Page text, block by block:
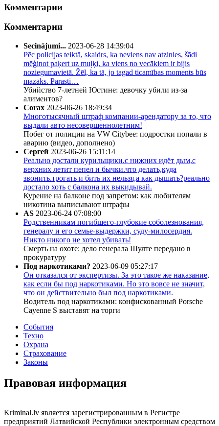
Комментарии
Комментарии
Secinājumi... 2023-06-28 14:39:04
Pēc policijas teiktā, skaidrs, ka neviens nav atzinies, šādi
mēģinot paķert uz muļķi, ka viens no vecākiem ir bijis
noziegumavietā. Žēl, ka tā, jo tagad ticamības moments būs
mazāks. Parasti…
Убийство 7-летней Юстине: девочку убили из-за
алиментов?
Corax 2023-06-26 18:49:34
Многотысячный штраф компании-арендатору за то, что
выдали авто несовершеннолетним!
Побег от полиции на VW Citybee: подростки попали в
аварию (видео, дополнено)
Сергей 2023-06-26 15:11:14
Реально достали курильщики.с нижних идёт дым,с
верхних летит пепел и бычки.что делать,куда
звонить.трогать и бить их нельзя,а как дышать?реально
достало хоть с балкона их выкидывай.
Курение на балконе под запретом: как любителям
никотина выписывают штрафы
AS 2023-06-24 07:08:00
Родственникам погибшего-глубокие соболезнования,
генералу и его семье-выдержки, суду-милосердия.
Никто никого не хотел убивать!
Смерть на охоте: дело генерала Шулте передано в
прокуратуру
Под наркотиками? 2023-06-09 05:27:17
Он отказался от экспертизы. За это такое же наказание,
как если бы под наркотиками. Но это вовсе не значит,
что он действительно был под наркотиками.
Водитель под наркотиками: конфискованный Porsche
Cayenne S выставят на торги
События
Техно
Охрана
Страхование
Законы
Правовая информация
Kriminal.lv является зарегистрированным в Регистре
предприятий Латвийской Республики электронным средством